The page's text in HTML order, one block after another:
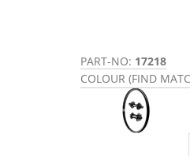
PART-NO: 17218
COLOUR (FIND